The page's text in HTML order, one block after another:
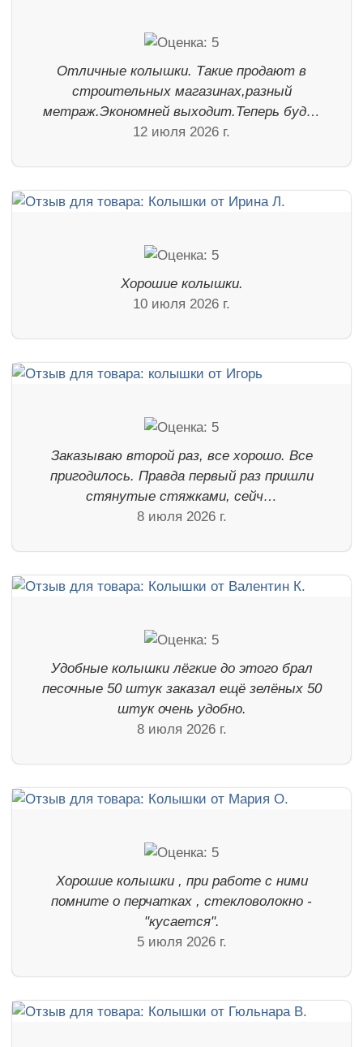
Отличные колышки. Такие продают в
строительных магазинах,разный
метраж.Экономней выходит.Теперь буд…
12 июля 2026 г.
Хорошие колышки.
10 июля 2026 г.
Заказываю второй раз, все хорошо. Все
пригодилось. Правда первый раз пришли
стянутые стяжками, сейч…
8 июля 2026 г.
Удобные колышки лёгкие до этого брал
песочные 50 штук заказал ещё зелёных 50
штук очень удобно.
8 июля 2026 г.
Хорошие колышки , при работе с ними
помните о перчатках , стекловолокно -
"кусается".
5 июля 2026 г.